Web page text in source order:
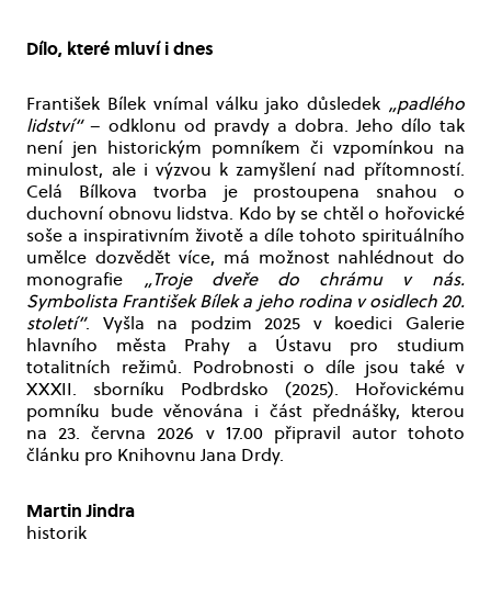
Dílo, které mluví i dnes
František Bílek vnímal válku jako důsledek „padlého
lidství“– odklonu od pravdy a dobra. Jeho dílo tak
není jen historickým pomníkem či vzpomínkou na
minulost, ale i výzvou k zamyšlení nad přítomností.
Celá Bílkova tvorba je prostoupena snahou o
duchovní obnovu lidstva. Kdo by se chtěl o hořovické
soše a inspirativním životě a díle tohoto spirituálního
umělce dozvědět více, má možnost nahlédnout do
monografie „Troje dveře do chrámu v nás.
Symbolista František Bílek a jeho rodina v osidlech 20.
století“. Vyšla na podzim 2025 v koedici Galerie
hlavního města Prahy a Ústavu pro studium
totalitních režimů. Podrobnosti o díle jsou také v
XXXII. sborníku Podbrdsko (2025). Hořovickému
pomníku bude věnována i část přednášky, kterou
na 23. června 2026 v 17.00 připravil autor tohoto
článku pro Knihovnu Jana Drdy.
Martin Jindra
historik